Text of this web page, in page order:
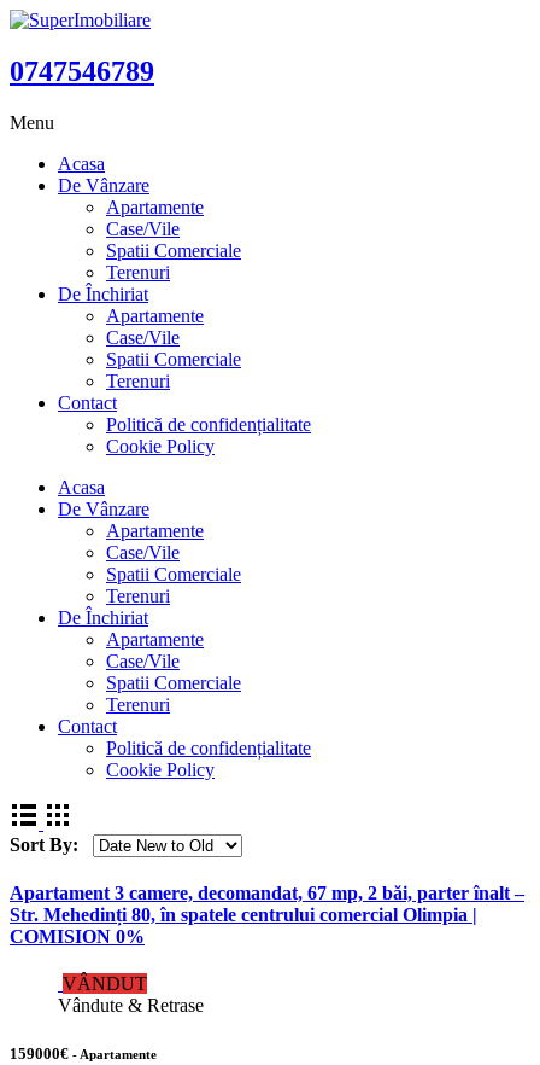
0747546789
Menu
Acasa
De Vânzare
Apartamente
Case/Vile
Spatii Comerciale
Terenuri
De Închiriat
Apartamente
Case/Vile
Spatii Comerciale
Terenuri
Contact
Politică de confidențialitate
Cookie Policy
Acasa
De Vânzare
Apartamente
Case/Vile
Spatii Comerciale
Terenuri
De Închiriat
Apartamente
Case/Vile
Spatii Comerciale
Terenuri
Contact
Politică de confidențialitate
Cookie Policy
Sort By:
Apartament 3 camere, decomandat, 67 mp, 2 băi, parter înalt –
Str. Mehedinți 80, în spatele centrului comercial Olimpia |
COMISION 0%
VÂNDUT
Vândute & Retrase
159000€ - Apartamente